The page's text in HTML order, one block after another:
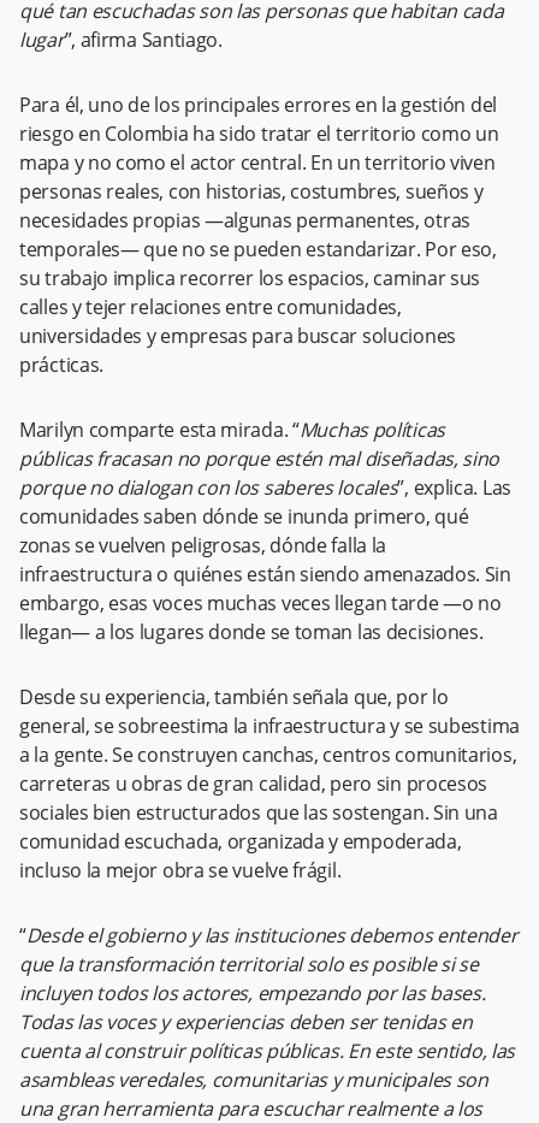
qué tan escuchadas son las personas que habitan cada
lugar”, afirma Santiago.
Para él, uno de los principales errores en la gestión del
riesgo en Colombia ha sido tratar el territorio como un
mapa y no como el actor central. En un territorio viven
personas reales, con historias, costumbres, sueños y
necesidades propias —algunas permanentes, otras
temporales— que no se pueden estandarizar. Por eso,
su trabajo implica recorrer los espacios, caminar sus
calles y tejer relaciones entre comunidades,
universidades y empresas para buscar soluciones
prácticas.
Marilyn comparte esta mirada. “Muchas políticas
públicas fracasan no porque estén mal diseñadas, sino
porque no dialogan con los saberes locales”, explica. Las
comunidades saben dónde se inunda primero, qué
zonas se vuelven peligrosas, dónde falla la
infraestructura o quiénes están siendo amenazados. Sin
embargo, esas voces muchas veces llegan tarde —o no
llegan— a los lugares donde se toman las decisiones.
Desde su experiencia, también señala que, por lo
general, se sobreestima la infraestructura y se subestima
a la gente. Se construyen canchas, centros comunitarios,
carreteras u obras de gran calidad, pero sin procesos
sociales bien estructurados que las sostengan. Sin una
comunidad escuchada, organizada y empoderada,
incluso la mejor obra se vuelve frágil.
“Desde el gobierno y las instituciones debemos entender
que la transformación territorial solo es posible si se
incluyen todos los actores, empezando por las bases.
Todas las voces y experiencias deben ser tenidas en
cuenta al construir políticas públicas. En este sentido, las
asambleas veredales, comunitarias y municipales son
una gran herramienta para escuchar realmente a los